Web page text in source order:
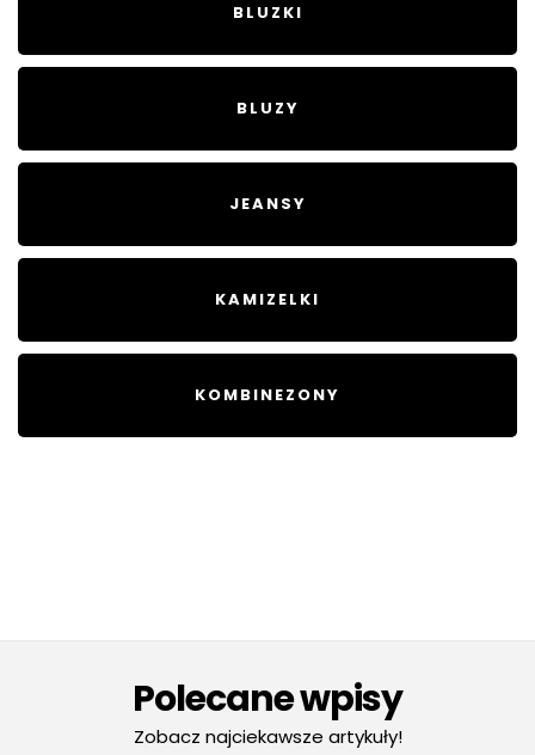
BLUZKI
BLUZY
JEANSY
KAMIZELKI
KOMBINEZONY
Polecane wpisy
Zobacz najciekawsze artykuły!